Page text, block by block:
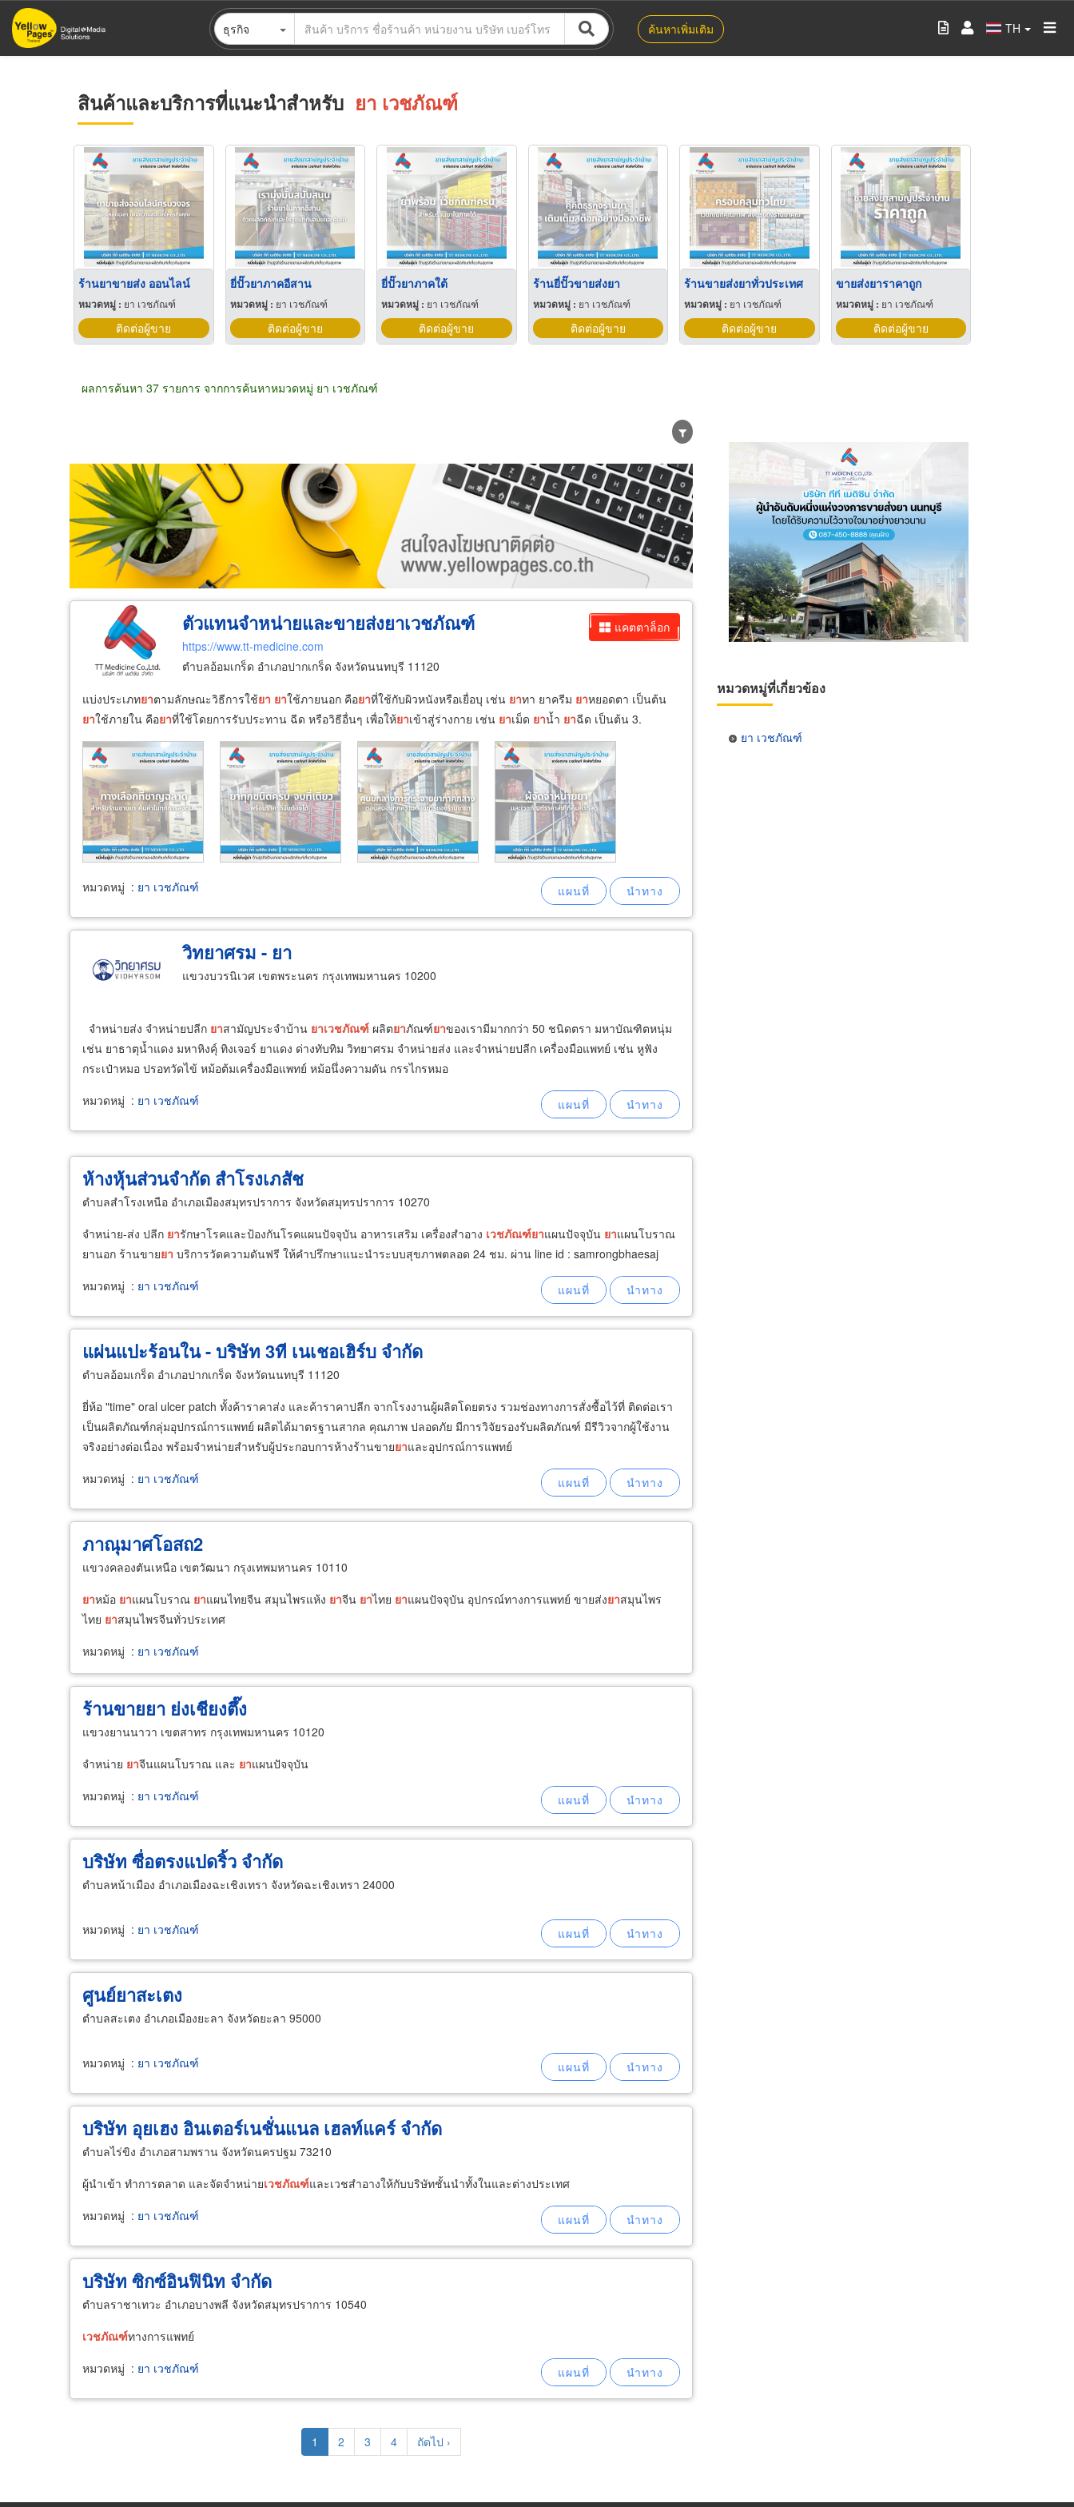
ข้าม
ไป
ธุรกิจ ค้นหาเพิ่มเติม TH
สินค้าและบริการที่แนะนำสำหรับ ยา เวชภัณฑ์
ร้านยาขายส่ง ออนไลน์
หมวดหมู่ : ยา เวชภัณฑ์
ติดต่อผู้ขาย
ยี่ปั๊วยาภาคอีสาน
หมวดหมู่ : ยา เวชภัณฑ์
ติดต่อผู้ขาย
ยี่ปั๊วยาภาคใต้
หมวดหมู่ : ยา เวชภัณฑ์
ติดต่อผู้ขาย
ร้านยี่ปั๊วขายส่งยา
หมวดหมู่ : ยา เวชภัณฑ์
ติดต่อผู้ขาย
ร้านขายส่งยาทั่วประเทศ
หมวดหมู่ : ยา เวชภัณฑ์
ติดต่อผู้ขาย
ขายส่งยาราคาถูก
หมวดหมู่ : ยา เวชภัณฑ์
ติดต่อผู้ขาย
ผลการค้นหา 37 รายการ จากการค้นหาหมวดหมู่ ยา เวชภัณฑ์
ขายส่ง ขายปลีก ผู้ผลิต ตัวแทนจัดจำหน่าย ผู้ส่งออก/นำเข้า ธุรกิจบริการ
แคตตาล็อก
ตัวแทนจำหน่ายและขายส่งยาเวชภัณฑ์
https://www.tt-medicine.com
ตำบลอ้อมเกร็ด อำเภอปากเกร็ด จังหวัดนนทบุรี 11120
แบ่งประเภทยาตามลักษณะวิธีการใช้ยา ยาใช้ภายนอก คือยาที่ใช้กับผิวหนังหรือเยื่อบุ เช่น ยาทา ยาครีม ยาหยอดตา เป็นต้น
ยาใช้ภายใน คือยาที่ใช้โดยการรับประทาน ฉีด หรือวิธีอื่นๆ เพื่อให้ยาเข้าสู่ร่างกาย เช่น ยาเม็ด ยาน้ำ ยาฉีด เป็นต้น 3.
หมวดหมู่ : ยา เวชภัณฑ์
วิทยาศรม - ยา
แขวงบวรนิเวศ เขตพระนคร กรุงเทพมหานคร 10200
จำหน่ายส่ง จำหน่ายปลีก ยาสามัญประจำบ้าน ยาเวชภัณฑ์ ผลิตยาภัณฑ์ยาของเรามีมากกว่า 50 ชนิดตรา มหาบัณฑิตหนุ่ม
เช่น ยาธาตุน้ำแดง มหาหิงคุ์ ทิงเจอร์ ยาแดง ด่างทับทิม วิทยาศรม จำหน่ายส่ง และจำหน่ายปลีก เครื่องมือแพทย์ เช่น หูฟัง
กระเป๋าหมอ ปรอทวัดไข้ หม้อต้มเครื่องมือแพทย์ หม้อนึ่งความดัน กรรไกรหมอ
หมวดหมู่ : ยา เวชภัณฑ์
ห้างหุ้นส่วนจำกัด สำโรงเภสัช
ตำบลสำโรงเหนือ อำเภอเมืองสมุทรปราการ จังหวัดสมุทรปราการ 10270
จำหน่าย-ส่ง ปลีก ยารักษาโรคและป้องกันโรคแผนปัจจุบัน อาหารเสริม เครื่องสำอาง เวชภัณฑ์ยาแผนปัจจุบัน ยาแผนโบราณ
ยานอก ร้านขายยา บริการวัดความดันฟรี ให้คำปรึกษาแนะนำระบบสุขภาพตลอด 24 ชม. ผ่าน line id : samrongbhaesaj
หมวดหมู่ : ยา เวชภัณฑ์
แผ่นแปะร้อนใน - บริษัท 3ที เนเชอเฮิร์บ จำกัด
ตำบลอ้อมเกร็ด อำเภอปากเกร็ด จังหวัดนนทบุรี 11120
ยี่ห้อ "time" oral ulcer patch ทั้งค้าราคาส่ง และค้าราคาปลีก จากโรงงานผู้ผลิตโดยตรง รวมช่องทางการสั่งซื้อไว้ที่ ติดต่อเรา
เป็นผลิตภัณฑ์กลุ่มอุปกรณ์การแพทย์ ผลิตได้มาตรฐานสากล คุณภาพ ปลอดภัย มีการวิจัยรองรับผลิตภัณฑ์ มีรีวิวจากผู้ใช้งาน
จริงอย่างต่อเนื่อง พร้อมจำหน่ายสำหรับผู้ประกอบการห้างร้านขายยาและอุปกรณ์การแพทย์
หมวดหมู่ : ยา เวชภัณฑ์
ภาณุมาศโอสถ2
แขวงคลองตันเหนือ เขตวัฒนา กรุงเทพมหานคร 10110
ยาหม้อ ยาแผนโบราณ ยาแผนไทยจีน สมุนไพรแห้ง ยาจีน ยาไทย ยาแผนปัจจุบัน อุปกรณ์ทางการแพทย์ ขายส่งยาสมุนไพร
ไทย ยาสมุนไพรจีนทั่วประเทศ
หมวดหมู่ : ยา เวชภัณฑ์
ร้านขายยา ย่งเชียงตึ๊ง
แขวงยานนาวา เขตสาทร กรุงเทพมหานคร 10120
จำหน่าย ยาจีนแผนโบราณ และ ยาแผนปัจจุบัน
หมวดหมู่ : ยา เวชภัณฑ์
บริษัท ซื่อตรงแปดริ้ว จํากัด
ตำบลหน้าเมือง อำเภอเมืองฉะเชิงเทรา จังหวัดฉะเชิงเทรา 24000
หมวดหมู่ : ยา เวชภัณฑ์
ศูนย์ยาสะเตง
ตำบลสะเตง อำเภอเมืองยะลา จังหวัดยะลา 95000
หมวดหมู่ : ยา เวชภัณฑ์
บริษัท อุยเฮง อินเตอร์เนชั่นแนล เฮลท์แคร์ จำกัด
ตำบลไร่ขิง อำเภอสามพราน จังหวัดนครปฐม 73210
ผู้นำเข้า ทำการตลาด และจัดจำหน่ายเวชภัณฑ์และเวชสำอางให้กับบริษัทชั้นนำทั้งในและต่างประเทศ
หมวดหมู่ : ยา เวชภัณฑ์
บริษัท ซิกซ์อินฟินิท จำกัด
ตำบลราชาเทวะ อำเภอบางพลี จังหวัดสมุทรปราการ 10540
เวชภัณฑ์ทางการแพทย์
หมวดหมู่ : ยา เวชภัณฑ์
Current
page
1 Page
2 Page
3 Page
4
Next
page
ถัดไป ›
หมวดหมู่ที่เกี่ยวข้อง
ยา เวชภัณฑ์